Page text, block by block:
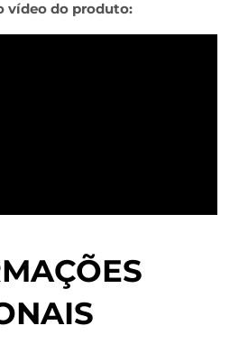
vídeo do produto: